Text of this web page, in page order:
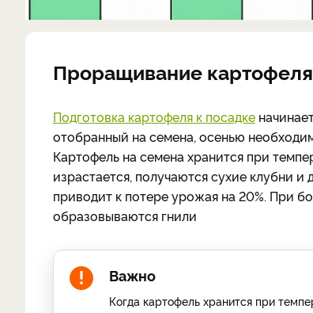
Проращивание
Подготовка картофеля к посадке
отобранный на семена, осенью
Картофель на семена хранится при
израстается, получаются сухие клубни
приводит к потере урожая на 20%. При
образовываются гнили
Важно
Когда картофель хранится при